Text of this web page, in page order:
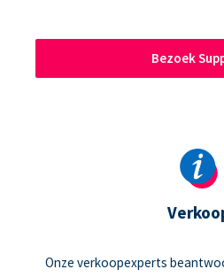
Bezoek
Onze verkoopexperts